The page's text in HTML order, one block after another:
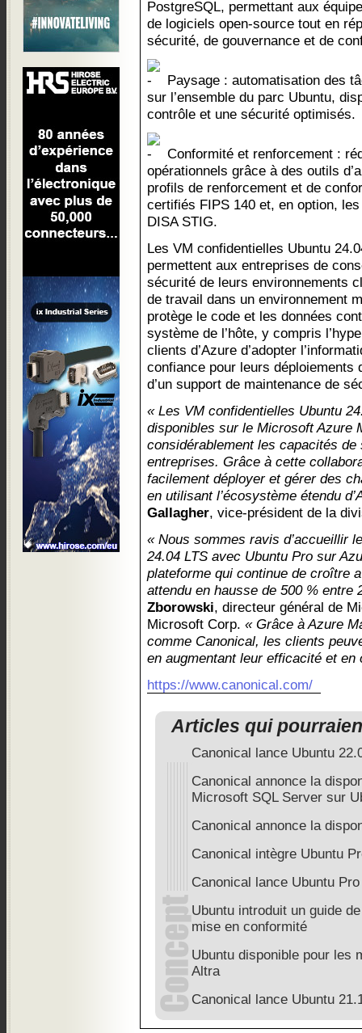
PostgreSQL, permettant aux
de logiciels open-source tout en
sécurité, de gouvernance et de
Paysage : automatisation des
sur l’ensemble du parc Ubuntu,
contrôle et une sécurité optimisés.
Conformité et renforcement :
opérationnels grâce à des outils
profils de renforcement et de
certifiés FIPS 140 et, en option,
DISA STIG.
Les VM confidentielles Ubuntu
permettent aux entreprises de
sécurité de leurs environnements
de travail dans un environnement
protège le code et les données
système de l’hôte, y compris
clients d’Azure d’adopter
confiance pour leurs déploiements
d’un support de maintenance de
« Les VM confidentielles Ubuntu
disponibles sur le Microsoft Azure
considérablement les capacités
entreprises. Grâce à cette
facilement déployer et gérer des
en utilisant l’écosystème étendu
Gallagher, vice-président de la
« Nous sommes ravis d’accueillir
24.04 LTS avec Ubuntu Pro sur
plateforme qui continue de croître
attendu en hausse de 500 % entre
Zborowski, directeur général de
Microsoft Corp. « Grâce à Azure
comme Canonical, les clients
en augmentant leur efficacité et
https://www.canonical.com/
Articles qui
Canonical lance Ubuntu
Canonical annonce la
Microsoft SQL Server sur
Canonical annonce la
Canonical intègre Ubuntu
Canonical lance Ubuntu Pro
Ubuntu introduit un guide
mise en conformité
Ubuntu disponible pour les
Altra
Canonical lance Ubuntu